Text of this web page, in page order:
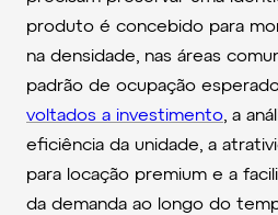
produto é concebido para
na densidade, nas áreas
padrão de ocupação
voltados a investimento, a
eficiência da unidade, a
para locação premium e a
da demanda ao longo do